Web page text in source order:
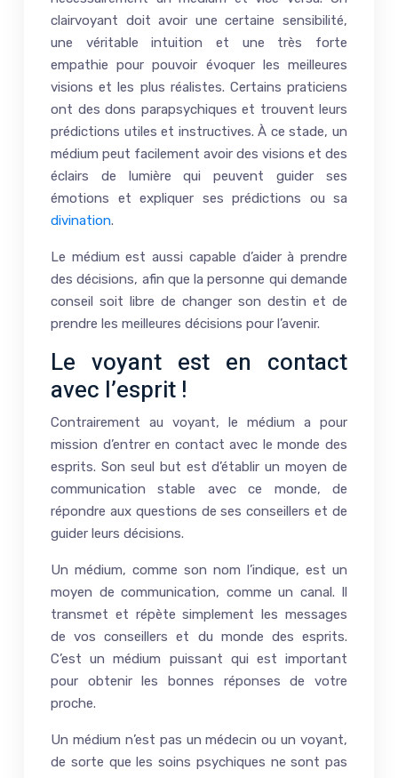
clairvoyant doit avoir une certaine sensibilité,
une véritable intuition et une très forte
empathie pour pouvoir évoquer les meilleures
visions et les plus réalistes. Certains praticiens
ont des dons parapsychiques et trouvent leurs
prédictions utiles et instructives. À ce stade, un
médium peut facilement avoir des visions et des
éclairs de lumière qui peuvent guider ses
émotions et expliquer ses prédictions ou sa
divination.
Le médium est aussi capable d’aider à prendre
des décisions, afin que la personne qui demande
conseil soit libre de changer son destin et de
prendre les meilleures décisions pour l’avenir.
Le voyant est en contact
avec l’esprit !
Contrairement au voyant, le médium a pour
mission d’entrer en contact avec le monde des
esprits. Son seul but est d’établir un moyen de
communication stable avec ce monde, de
répondre aux questions de ses conseillers et de
guider leurs décisions.
Un médium, comme son nom l’indique, est un
moyen de communication, comme un canal. Il
transmet et répète simplement les messages
de vos conseillers et du monde des esprits.
C’est un médium puissant qui est important
pour obtenir les bonnes réponses de votre
proche.
Un médium n’est pas un médecin ou un voyant,
de sorte que les soins psychiques ne sont pas